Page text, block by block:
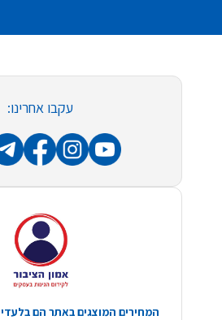
עקבו אחרינו:
המחירים המוצגים באתר הם